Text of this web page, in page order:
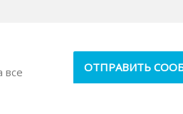
все